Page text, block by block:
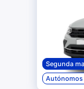
Segunda
Autónomos